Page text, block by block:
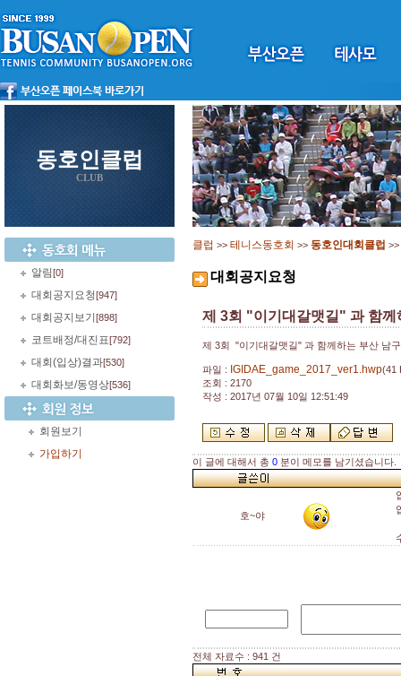
동호인클럽
CLUB
알림[0]
대회공지요청[947]
대회공지보기 [898]
코트배정/대진표[792]
대회(입상)결과[530]
대회화보/동영상[536]
회원보기
가입하기
클럽 >> 테니스동호회 >> 동호인대회클럽 >>
대회공지요청
제 3회 "이기대갈맷길" 과 함께
제 3회 "이기대갈맷길" 과 함께하는 부산 남
파일 : IGIDAE_game_2017_ver1.hwp(41
조회 : 2170
작성 : 2017년 07월 10일 12:51:49
이 글에 대해서 총 0 분이 메모를 남기셨습니다.
호~야
전체 자료수 : 941 건